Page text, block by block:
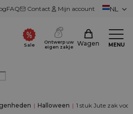
FAQ Contact Mijn account NL
Sale
Ontwerp uw
eigen zakje
Wagen MENU
| Halloween | 1 stuk Jute zak